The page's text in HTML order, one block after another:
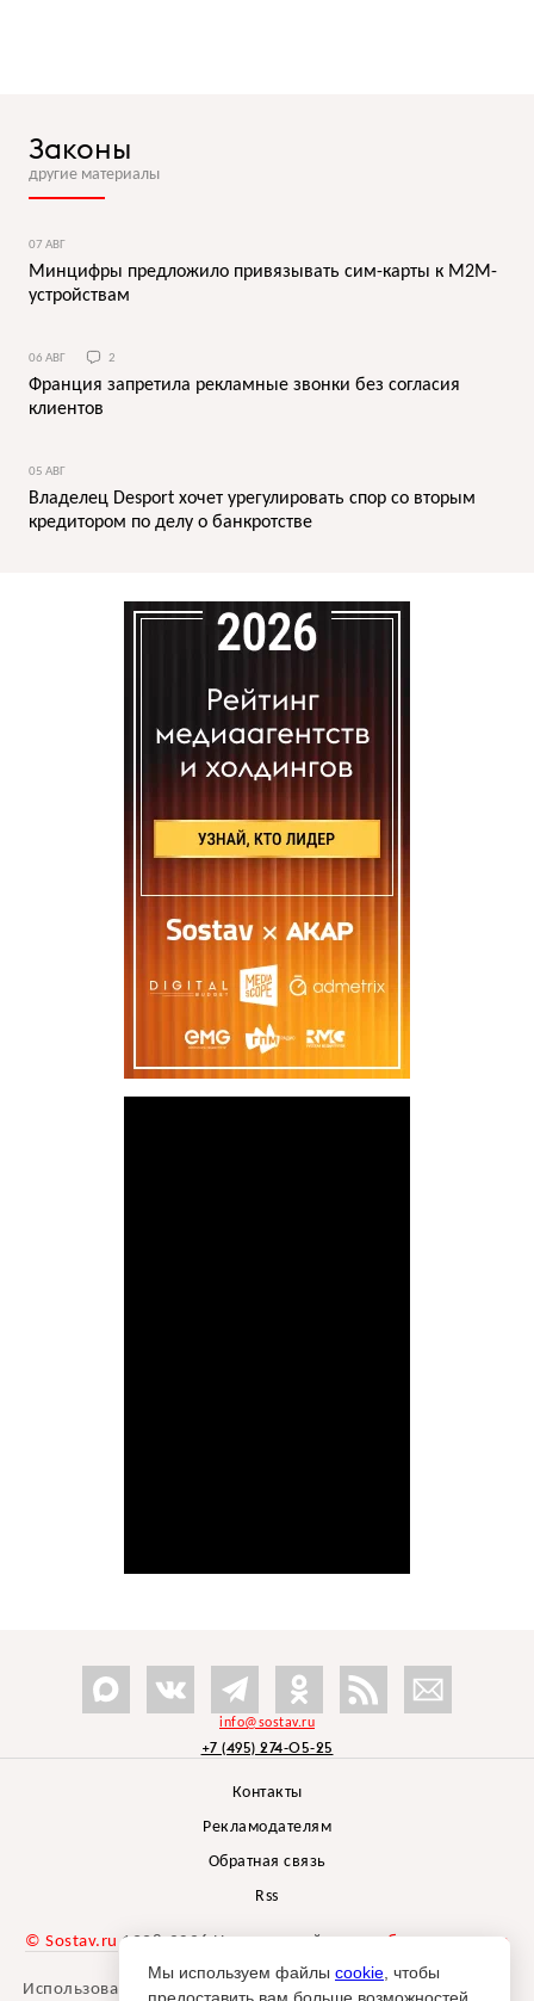
Законы
другие материалы
07 АВГ
Минцифры предложило привязывать сим-карты к M2M-
устройствам
06 АВГ 2
Франция запретила рекламные звонки без согласия
клиентов
05 АВГ
Владелец Desport хочет урегулировать спор со вторым
кредитором по делу о банкротстве
info@sostav.ru
+7 (495) 274-05-25
Контакты
Рекламодателям
Обратная связь
Rss
© Sostav.ru 1998-2026 Независимый проектбрендингового
агентства Depot
Использование материалов Sostav.ru допустимо только при
Мы используем файлы cookie , чтобы